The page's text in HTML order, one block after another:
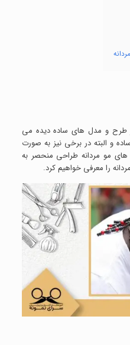
طرح و مدل های ساده دیده می
و البته در برخی نیز به صورت
مو مردانه طراحی منحصر به
را معرفی خواهیم کرد.